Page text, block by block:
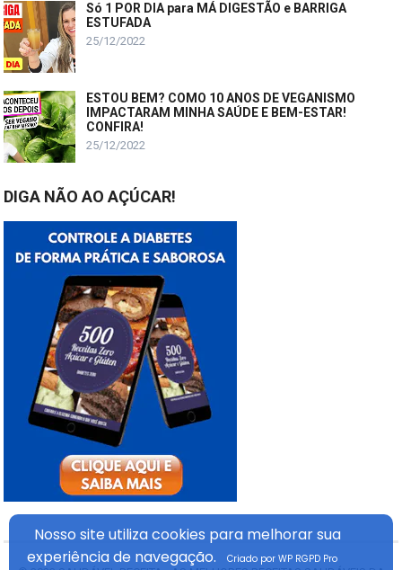
Só 1 POR DIA para MÁ DIGESTÃO e BARRIGA
ESTUFADA
25/12/2022
ESTOU BEM? COMO 10 ANOS DE VEGANISMO
IMPACTARAM MINHA SAÚDE E BEM-ESTAR!
CONFIRA!
25/12/2022
DIGA NÃO AO AÇÚCAR!
Nosso site utiliza cookies para melhorar sua
experiênciade navegação. Criado por WP RGPD Pro